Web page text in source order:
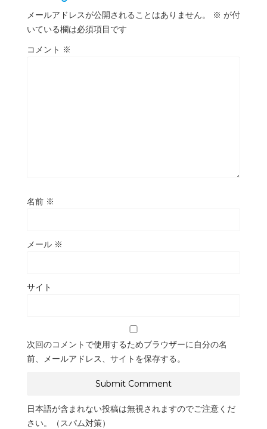
メールアドレスが公開されることはありません。 ※ が付
いている欄は必須項目です
コメント ※
名前 ※
メール ※
サイト
次回のコメントで使用するためブラウザーに自分の名
前、メールアドレス、サイトを保存する。
日本語が含まれない投稿は無視されますのでご注意くだ
さい。（スパム対策）